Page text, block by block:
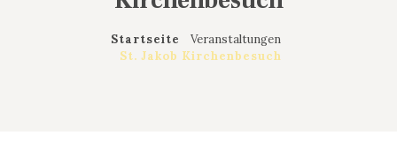
Startseite
Veranstaltungen
St. Jakob Kirchenbesuch